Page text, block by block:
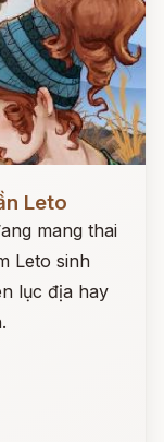
Leto
mang thai
Leto sinh
lục địa hay